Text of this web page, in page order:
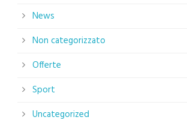
News
Non categorizzato
Offerte
Sport
Uncategorized